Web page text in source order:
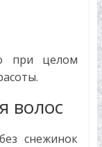
при целом
волос
снежинок